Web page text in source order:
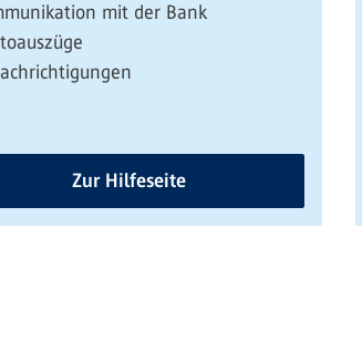
mit der Bank
Zur Hilfeseite